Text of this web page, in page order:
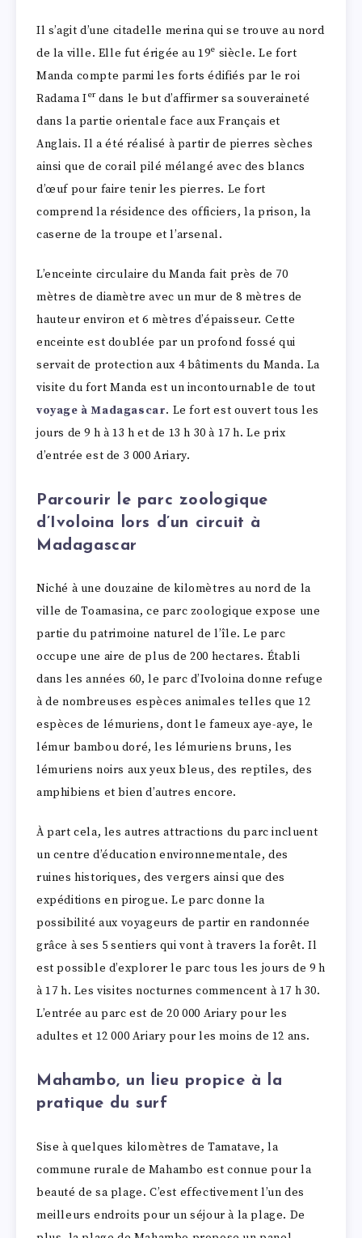
Il s’agit d’une citadelle merina qui se trouve au nord
de la ville. Elle fut érigée au 19e siècle. Le fort
Manda compte parmi les forts édifiés par le roi
Radama Ier dans le but d’affirmer sa souveraineté
dans la partie orientale face aux Français et
Anglais. Il a été réalisé à partir de pierres sèches
ainsi que de corail pilé mélangé avec des blancs
d’œuf pour faire tenir les pierres. Le fort
comprend la résidence des officiers, la prison, la
caserne de la troupe et l’arsenal.
L’enceinte circulaire du Manda fait près de 70
mètres de diamètre avec un mur de 8 mètres de
hauteur environ et 6 mètres d’épaisseur. Cette
enceinte est doublée par un profond fossé qui
servait de protection aux 4 bâtiments du Manda. La
visite du fort Manda est un incontournable de tout
voyage à Madagascar. Le fort est ouvert tous les
jours de 9 h à 13 h et de 13 h 30 à 17 h. Le prix
d’entrée est de 3 000 Ariary.
Parcourir le parc zoologique
d’Ivoloina lors d’un circuit à
Madagascar
Niché à une douzaine de kilomètres au nord de la
ville de Toamasina, ce parc zoologique expose une
partie du patrimoine naturel de l’île. Le parc
occupe une aire de plus de 200 hectares. Établi
dans les années 60, le parc d’Ivoloina donne refuge
à de nombreuses espèces animales telles que 12
espèces de lémuriens, dont le fameux aye-aye, le
lémur bambou doré, les lémuriens bruns, les
lémuriens noirs aux yeux bleus, des reptiles, des
amphibiens et bien d’autres encore.
À part cela, les autres attractions du parc incluent
un centre d’éducation environnementale, des
ruines historiques, des vergers ainsi que des
expéditions en pirogue. Le parc donne la
possibilité aux voyageurs de partir en randonnée
grâce à ses 5 sentiers qui vont à travers la forêt. Il
est possible d’explorer le parc tous les jours de 9 h
à 17 h. Les visites nocturnes commencent à 17 h 30.
L’entrée au parc est de 20 000 Ariary pour les
adultes et 12 000 Ariary pour les moins de 12 ans.
Mahambo, un lieu propice à la
pratique du surf
Sise à quelques kilomètres de Tamatave, la
commune rurale de Mahambo est connue pour la
beauté de sa plage. C’est effectivement l’un des
meilleurs endroits pour un séjour à la plage. De